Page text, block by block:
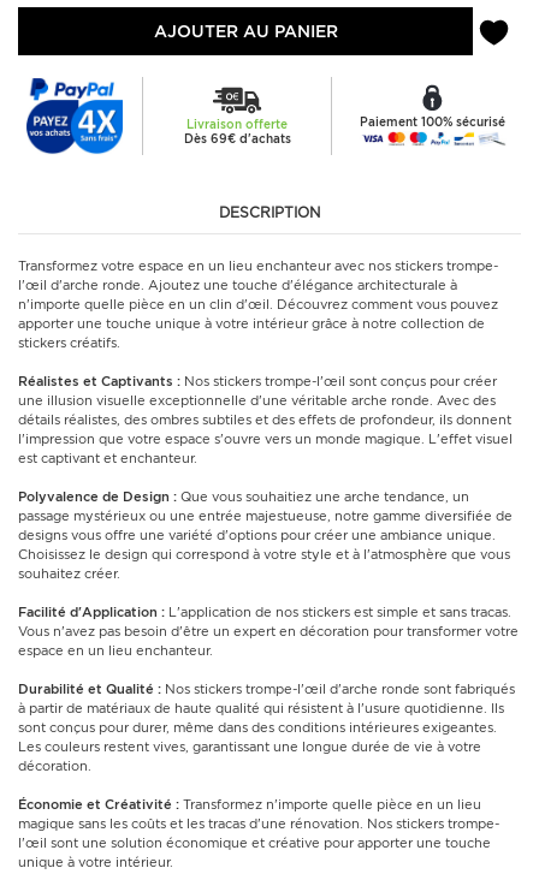
AJOUTER AU PANIER
Livraison offerte
Dès 69€ d'achats
Paiement 100% sécurisé
DESCRIPTION
Transformez votre espace en un lieu enchanteur avec nos stickers trompe-
l'œil d'arche ronde. Ajoutez une touche d'élégance architecturale à
n'importe quelle pièce en un clin d'œil. Découvrez comment vous pouvez
apporter une touche unique à votre intérieur grâce à notre collection de
stickers créatifs.
Réalistes et Captivants : Nos stickers trompe-l'œil sont conçus pour créer
une illusion visuelle exceptionnelle d'une véritable arche ronde. Avec des
détails réalistes, des ombres subtiles et des effets de profondeur, ils donnent
l'impression que votre espace s'ouvre vers un monde magique. L'effet visuel
est captivant et enchanteur.
Polyvalence de Design : Que vous souhaitiez une arche tendance, un
passage mystérieux ou une entrée majestueuse, notre gamme diversifiée de
designs vous offre une variété d'options pour créer une ambiance unique.
Choisissez le design qui correspond à votre style et à l'atmosphère que vous
souhaitez créer.
Facilité d'Application : L'application de nos stickers est simple et sans tracas.
Vous n'avez pas besoin d'être un expert en décoration pour transformer votre
espace en un lieu enchanteur.
Durabilité et Qualité : Nos stickers trompe-l'œil d'arche ronde sont fabriqués
à partir de matériaux de haute qualité qui résistent à l'usure quotidienne. Ils
sont conçus pour durer, même dans des conditions intérieures exigeantes.
Les couleurs restent vives, garantissant une longue durée de vie à votre
décoration.
Économie et Créativité : Transformez n'importe quelle pièce en un lieu
magique sans les coûts et les tracas d'une rénovation. Nos stickers trompe-
l'œil sont une solution économique et créative pour apporter une touche
unique à votre intérieur.